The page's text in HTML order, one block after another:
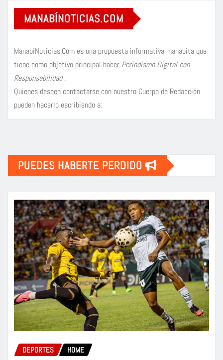
MANABÍNOTICIAS.COM
ManabíNoticias.Com es una propuesta informativa manabita que
tiene como objetivo principal hacer Periodismo Digital con
Responsabilidad.
Quienes deseen contactarse con nuestro Cuerpo de Redacción
pueden hacerlo escribiendo a:
PUEDES HABERTE PERDIDO
DEPORTES HOME